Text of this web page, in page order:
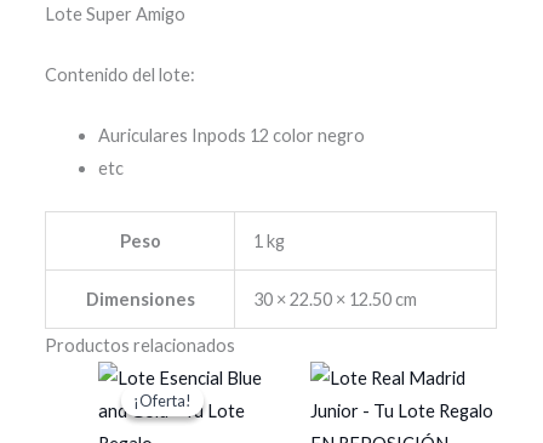
Lote Super Amigo
Contenido del lote:
Auriculares Inpods 12 color negro
etc
Peso 1 kg
Dimensiones 30 × 22.50 × 12.50 cm
Productos relacionados
¡Oferta!
¡Oferta!